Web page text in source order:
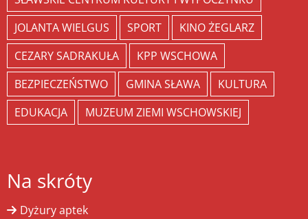
JOLANTA WIELGUS
SPORT
KINO ŻEGLARZ
CEZARY SADRAKUŁA
KPP WSCHOWA
BEZPIECZEŃSTWO
GMINA SŁAWA
KULTURA
EDUKACJA
MUZEUM ZIEMI WSCHOWSKIEJ
Na skróty
Dyżury aptek